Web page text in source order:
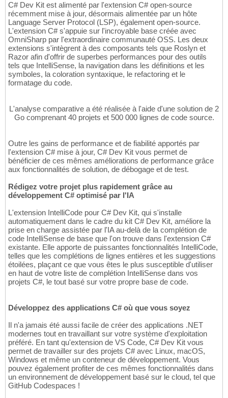
C# Dev Kit est alimenté par l'extension C# open-source
récemment mise à jour, désormais alimentée par un hôte
Language Server Protocol (LSP), également open-source.
L'extension C# s'appuie sur l'incroyable base créée avec
OmniSharp par l'extraordinaire communauté OSS. Les deux
extensions s'intègrent à des composants tels que Roslyn et
Razor afin d'offrir de superbes performances pour des outils
tels que IntelliSense, la navigation dans les définitions et les
symboles, la coloration syntaxique, le refactoring et le
formatage du code.
L'analyse comparative a été réalisée à l'aide d'une solution de 2
Go comprenant 40 projets et 500 000 lignes de code source.
Outre les gains de performance et de fiabilité apportés par
l'extension C# mise à jour, C# Dev Kit vous permet de
bénéficier de ces mêmes améliorations de performance grâce
aux fonctionnalités de solution, de débogage et de test.
Rédigez votre projet plus rapidement grâce au
développement C# optimisé par l'IA
L'extension IntelliCode pour C# Dev Kit, qui s'installe
automatiquement dans le cadre du kit C# Dev Kit, améliore la
prise en charge assistée par l'IA au-delà de la complétion de
code IntelliSense de base que l'on trouve dans l'extension C#
existante. Elle apporte de puissantes fonctionnalités IntelliCode,
telles que les complétions de lignes entières et les suggestions
étoilées, plaçant ce que vous êtes le plus susceptible d'utiliser
en haut de votre liste de complétion IntelliSense dans vos
projets C#, le tout basé sur votre propre base de code.
Développez des applications C# où que vous soyez
Il n'a jamais été aussi facile de créer des applications .NET
modernes tout en travaillant sur votre système d'exploitation
préféré. En tant qu'extension de VS Code, C# Dev Kit vous
permet de travailler sur des projets C# avec Linux, macOS,
Windows et même un conteneur de développement. Vous
pouvez également profiter de ces mêmes fonctionnalités dans
un environnement de développement basé sur le cloud, tel que
GitHub Codespaces !